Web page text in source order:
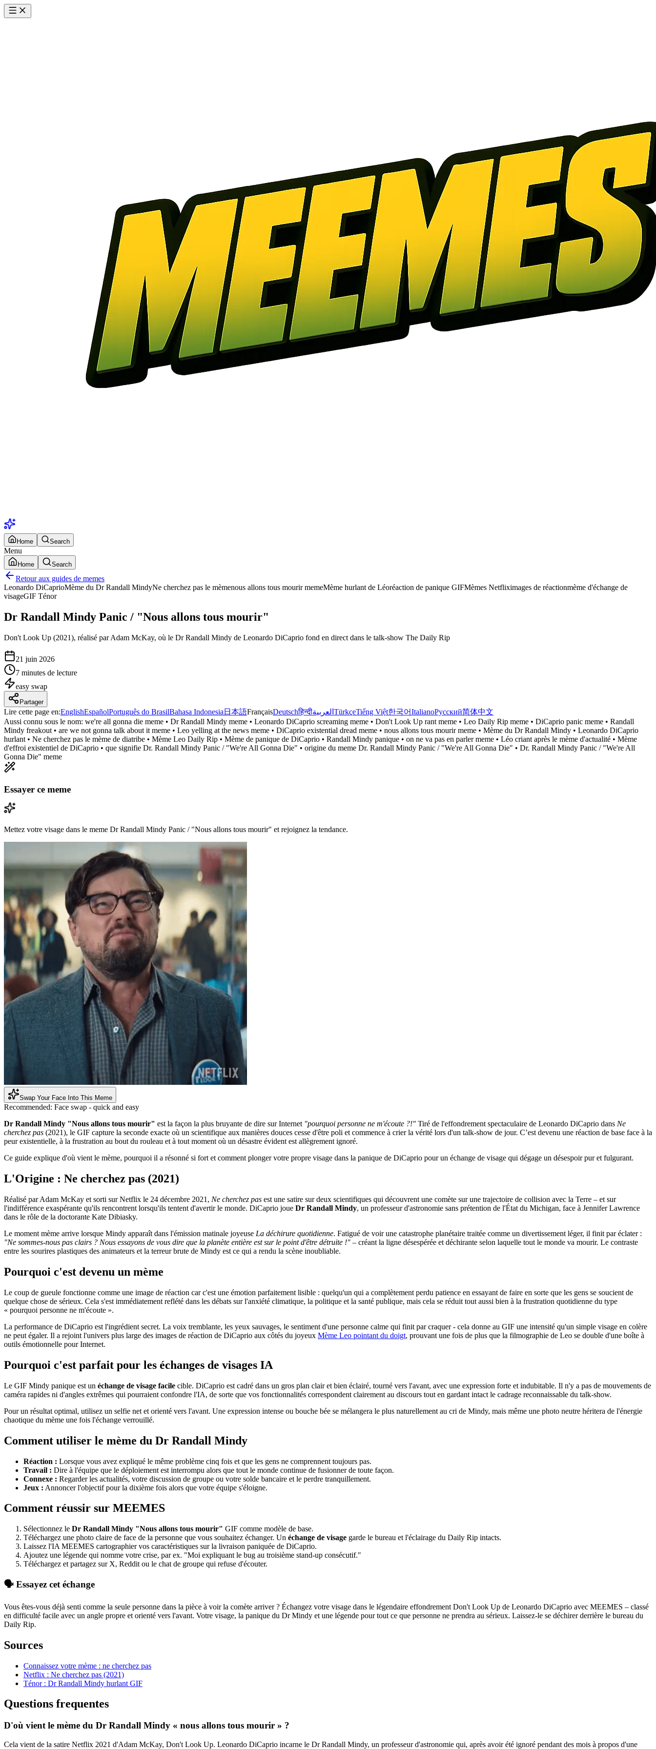
Home Search
Menu
Home Search
Retour aux guides de memes
Leonardo DiCaprioMème du Dr Randall MindyNe cherchez pas le mèmenous allons tous mourir memeMème hurlant de Léoréaction de panique GIFMèmes Netfliximages de réactionmème d'échange de
visageGIF Ténor
Dr Randall Mindy Panic / "Nous allons tous mourir"
Don't Look Up (2021), réalisé par Adam McKay, où le Dr Randall Mindy de Leonardo DiCaprio fond en direct dans le talk-show The Daily Rip
21 juin 2026
7 minutes de lecture
easy swap
Partager
Lire cette page en:EnglishEspañolPortuguês do BrasilBahasa Indonesia 日本語FrançaisDeutschहिन्दीالعربية TürkçeTiếng Việt한국어ItalianoРусский简体中文
Aussi connu sous le nom: we're all gonna die meme • Dr Randall Mindy meme • Leonardo DiCaprio screaming meme • Don't Look Up rant meme • Leo Daily Rip meme • DiCaprio panic meme • Randall
Mindy freakout • are we not gonna talk about it meme • Leo yelling at the news meme • DiCaprio existential dread meme • nous allons tous mourir meme • Mème du Dr Randall Mindy • Leonardo DiCaprio
hurlant • Ne cherchez pas le mème de diatribe • Mème Leo Daily Rip • Mème de panique de DiCaprio • Randall Mindy panique • on ne va pas en parler meme • Léo criant après le mème d'actualité • Mème
d'effroi existentiel de DiCaprio • que signifie Dr. Randall Mindy Panic / "We're All Gonna Die" • origine du meme Dr. Randall Mindy Panic / "We're All Gonna Die" • Dr. Randall Mindy Panic / "We're All
Gonna Die" meme
Essayer ce meme
Mettez votre visage dans le meme Dr Randall Mindy Panic / "Nous allons tous mourir" et rejoignez la tendance.
Swap Your Face Into This Meme
Recommended: Face swap - quick and easy
Dr Randall Mindy "Nous allons tous mourir" est la façon la plus bruyante de dire sur Internet "pourquoi personne ne m'écoute ?!" Tiré de l'effondrement spectaculaire de Leonardo DiCaprio dans Ne
cherchez pas (2021), le GIF capture la seconde exacte où un scientifique aux manières douces cesse d'être poli et commence à crier la vérité lors d'un talk-show de jour. C’est devenu une réaction de base face à la
peur existentielle, à la frustration au bout du rouleau et à tout moment où un désastre évident est allègrement ignoré.
Ce guide explique d'où vient le mème, pourquoi il a résonné si fort et comment plonger votre propre visage dans la panique de DiCaprio pour un échange de visage qui dégage un désespoir pur et fulgurant.
L'Origine : Ne cherchez pas (2021)
Réalisé par Adam McKay et sorti sur Netflix le 24 décembre 2021, Ne cherchez pas est une satire sur deux scientifiques qui découvrent une comète sur une trajectoire de collision avec la Terre – et sur
l'indifférence exaspérante qu'ils rencontrent lorsqu'ils tentent d'avertir le monde. DiCaprio joue Dr Randall Mindy, un professeur d'astronomie sans prétention de l'État du Michigan, face à Jennifer Lawrence
dans le rôle de la doctorante Kate Dibiasky.
Le moment mème arrive lorsque Mindy apparaît dans l'émission matinale joyeuse La déchirure quotidienne. Fatigué de voir une catastrophe planétaire traitée comme un divertissement léger, il finit par éclater :
"Ne sommes-nous pas clairs ? Nous essayons de vous dire que la planète entière est sur le point d'être détruite !" – créant la ligne désespérée et déchirante selon laquelle tout le monde va mourir. Le contraste
entre les sourires plastiques des animateurs et la terreur brute de Mindy est ce qui a rendu la scène inoubliable.
Pourquoi c'est devenu un mème
Le coup de gueule fonctionne comme une image de réaction car c'est une émotion parfaitement lisible : quelqu'un qui a complètement perdu patience en essayant de faire en sorte que les gens se soucient de
quelque chose de sérieux. Cela s'est immédiatement reflété dans les débats sur l'anxiété climatique, la politique et la santé publique, mais cela se réduit tout aussi bien à la frustration quotidienne du type
« pourquoi personne ne m'écoute ».
La performance de DiCaprio est l'ingrédient secret. La voix tremblante, les yeux sauvages, le sentiment d'une personne calme qui finit par craquer - cela donne au GIF une intensité qu'un simple visage en colère
ne peut égaler. Il a rejoint l'univers plus large des images de réaction de DiCaprio aux côtés du joyeux Mème Leo pointant du doigt, prouvant une fois de plus que la filmographie de Leo se double d'une boîte à
outils émotionnelle pour Internet.
Pourquoi c'est parfait pour les échanges de visages IA
Le GIF Mindy panique est un échange de visage facile cible. DiCaprio est cadré dans un gros plan clair et bien éclairé, tourné vers l'avant, avec une expression forte et indubitable. Il n'y a pas de mouvements de
caméra rapides ni d'angles extrêmes qui pourraient confondre l'IA, de sorte que vos fonctionnalités correspondent clairement au discours tout en gardant intact le cadrage reconnaissable du talk-show.
Pour un résultat optimal, utilisez un selfie net et orienté vers l'avant. Une expression intense ou bouche bée se mélangera le plus naturellement au cri de Mindy, mais même une photo neutre héritera de l'énergie
chaotique du mème une fois l'échange verrouillé.
Comment utiliser le mème du Dr Randall Mindy
Réaction : Lorsque vous avez expliqué le même problème cinq fois et que les gens ne comprennent toujours pas.
Travail : Dire à l'équipe que le déploiement est interrompu alors que tout le monde continue de fusionner de toute façon.
Connexe : Regarder les actualités, votre discussion de groupe ou votre solde bancaire et le perdre tranquillement.
Jeux : Annoncer l'objectif pour la dixième fois alors que votre équipe s'éloigne.
Comment réussir sur MEEMES
Sélectionnez le Dr Randall Mindy "Nous allons tous mourir" GIF comme modèle de base.
Téléchargez une photo claire de face de la personne que vous souhaitez échanger. Un échange de visage garde le bureau et l'éclairage du Daily Rip intacts.
Laissez l'IA MEEMES cartographier vos caractéristiques sur la livraison paniquée de DiCaprio.
Ajoutez une légende qui nomme votre crise, par ex. "Moi expliquant le bug au troisième stand-up consécutif."
Téléchargez et partagez sur X, Reddit ou le chat de groupe qui refuse d'écouter.
🗣️ Essayez cet échange
Vous êtes-vous déjà senti comme la seule personne dans la pièce à voir la comète arriver ? Échangez votre visage dans le légendaire effondrement Don't Look Up de Leonardo DiCaprio avec MEEMES – classé
en difficulté facile avec un angle propre et orienté vers l'avant. Votre visage, la panique du Dr Mindy et une légende pour tout ce que personne ne prendra au sérieux. Laissez-le se déchirer derrière le bureau du
Daily Rip.
Sources
Connaissez votre mème : ne cherchez pas
Netflix : Ne cherchez pas (2021)
Ténor : Dr Randall Mindy hurlant GIF
Questions frequentes
D'où vient le mème du Dr Randall Mindy « nous allons tous mourir » ?
Cela vient de la satire Netflix 2021 d'Adam McKay, Don't Look Up. Leonardo DiCaprio incarne le Dr Randall Mindy, un professeur d'astronomie qui, après avoir été ignoré pendant des mois à propos d'une